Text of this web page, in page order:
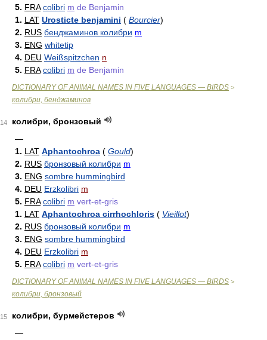
5. FRA colibri m de Benjamin
1. LAT Urosticte benjamini ( Bourcier)
2. RUS бенджаминов колибри m
3. ENG whitetip
4. DEU Weißspitzchen n
5. FRA colibri m de Benjamin
DICTIONARY OF ANIMAL NAMES IN FIVE LANGUAGES — BIRDS >
колибри, бенджаминов
14
колибри, бронзовый
—
1. LAT Aphantochroa ( Gould)
2. RUS бронзовый колибри m
3. ENG sombre hummingbird
4. DEU Erzkolibri m
5. FRA colibri m vert-et-gris
1. LAT Aphantochroa cirrhochloris ( Vieillot)
2. RUS бронзовый колибри m
3. ENG sombre hummingbird
4. DEU Erzkolibri m
5. FRA colibri m vert-et-gris
DICTIONARY OF ANIMAL NAMES IN FIVE LANGUAGES — BIRDS >
колибри, бронзовый
15
колибри, бурмейстеров
—